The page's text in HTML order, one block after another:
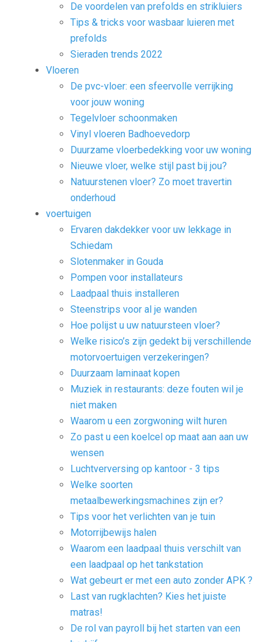
De voordelen van prefolds en strikluiers
Tips & tricks voor wasbaar luieren met
prefolds
Sieraden trends 2022
Vloeren
De pvc-vloer: een sfeervolle verrijking
voor jouw woning
Tegelvloer schoonmaken
Vinyl vloeren Badhoevedorp
Duurzame vloerbedekking voor uw woning
Nieuwe vloer, welke stijl past bij jou?
Natuurstenen vloer? Zo moet travertin
onderhoud
voertuigen
Ervaren dakdekker voor uw lekkage in
Schiedam
Slotenmaker in Gouda
Pompen voor installateurs
Laadpaal thuis installeren
Steenstrips voor al je wanden
Hoe polijst u uw natuursteen vloer?
Welke risico’s zijn gedekt bij verschillende
motorvoertuigen verzekeringen?
Duurzaam laminaat kopen
Muziek in restaurants: deze fouten wil je
niet maken
Waarom u een zorgwoning wilt huren
Zo past u een koelcel op maat aan aan uw
wensen
Luchtverversing op kantoor - 3 tips
Welke soorten
metaalbewerkingsmachines zijn er?
Tips voor het verlichten van je tuin
Motorrijbewijs halen
Waarom een laadpaal thuis verschilt van
een laadpaal op het tankstation
Wat gebeurt er met een auto zonder APK ?
Last van rugklachten? Kies het juiste
matras!
De rol van payroll bij het starten van een